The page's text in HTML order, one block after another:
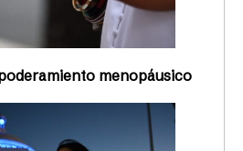
menopáusico